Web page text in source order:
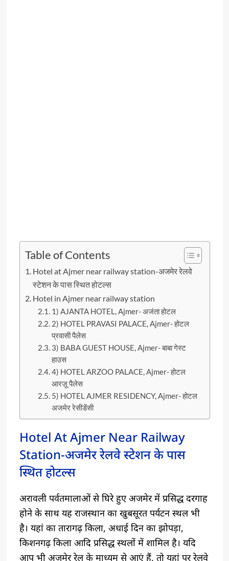
Table of Contents
Hotel at Ajmer near railway station-अजमेर रेलवे
स्टेशन के पास स्थित होटल्स
Hotel in Ajmer near railway station
1) AJANTA HOTEL, Ajmer- अजंता होटल
2) HOTEL PRAVASI PALACE, Ajmer- होटल
प्रवासी पैलेस
3) BABA GUEST HOUSE, Ajmer- बाबा गेस्ट
हाउस
4) HOTEL ARZOO PALACE, Ajmer- होटल
आरज़ू पैलेस
5) HOTEL AJMER RESIDENCY, Ajmer- होटल
अजमेर रेसीडेंसी
Hotel At Ajmer Near Railway
Station-अजमेर रेलवे स्टेशन के पास
स्थित होटल्स
अरावली पर्वतमालाओं से घिरे हुए अजमेर में प्रसिद्ध दरगाह
होने के साथ यह राजस्थान का खुबसूरत पर्यटन स्थल भी
है। यहां का तारागढ़ किला, अधाई दिन का झोपड़ा,
किशनगढ़ किला आदि प्रसिद्ध स्थलों में शामिल है। यदि
आप भी अजमेर रेल के माध्यम से आएं हैं, तो यहां पर रेलवे